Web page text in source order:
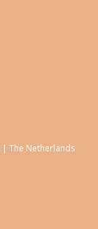
| The Netherlands